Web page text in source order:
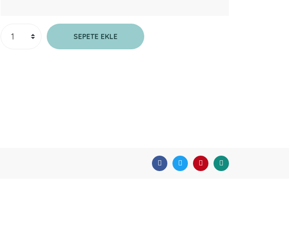
SEPETE EKLE